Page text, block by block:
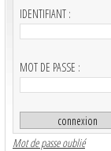
IDENTIFIANT :
MOT DE PASSE :
Mot de passe oublié